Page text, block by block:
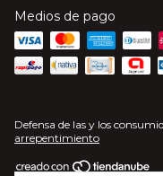
Medios de pago
Defensa de las y los
arrepentimiento